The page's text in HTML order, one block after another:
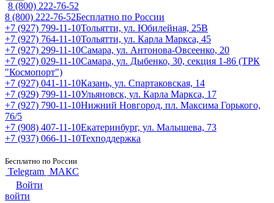
8 (800) 222-76-52
8 (800) 222-76-52Бесплатно по России
+7 (927) 799-11-10Тольятти, ул. Юбилейная, 25В
+7 (927) 764-11-10Тольятти, ул. Карла Маркса, 45
+7 (927) 299-11-10Самара, ул. Антонова-Овсеенко, 20
+7 (927) 029-11-10Самара, ул. Дыбенко, 30, секция 1-86 (ТРК
"Космопорт")
+7 (927) 041-11-10Казань, ул. Спартаковская, 14
+7 (929) 799-11-10Ульяновск, ул. Карла Маркса, 17
+7 (927) 790-11-10Нижний Новгород, пл. Максима Горького,
76/5
+7 (908) 407-11-10Екатеринбург, ул. Малышева, 73
+7 (937) 066-11-10Техподдержка
Бесплатно по России
Telegram МАКС
Войти
войти